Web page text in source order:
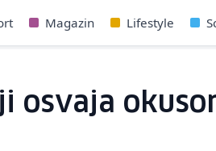
Magazin Lifestyle
osvaja